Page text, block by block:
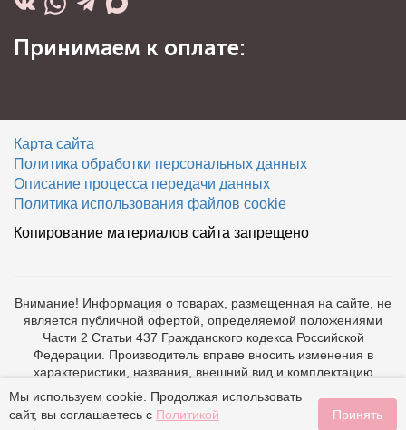
Принимаем к оплате:
Карта сайта
Политика обработки персональных данных
Описание процесса передачи данных
Политика использования файлов cookie
Копирование материалов сайта запрещено
Внимание! Информация о товарах, размещенная на сайте, не
является публичной офертой, определяемой положениями
Части 2 Статьи 437 Гражданского кодекса Российской
Федерации. Производитель вправе вносить изменения в
характеристики, названия, внешний вид и комплектацию
товаров без предварительного уведомления. Подробную
информацию о товаре вы можете получить по телефону +7
(495) 662-47-04
Мы используем cookie. Продолжая использовать
сайт, вы соглашаетесь с Политикой
Принять